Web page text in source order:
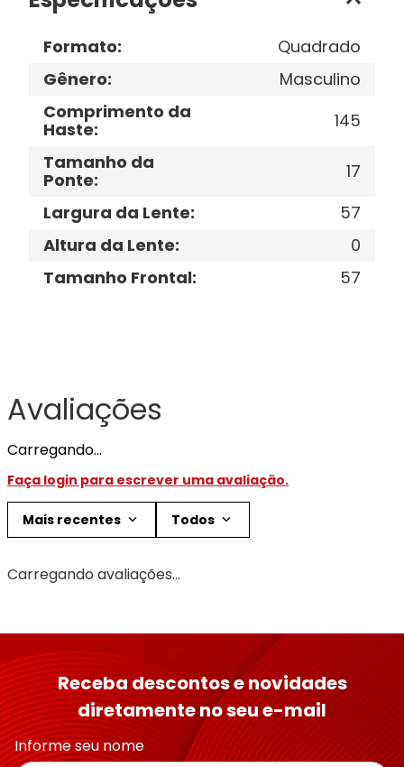
Formato:
Quadrado
Gênero:
Masculino
Comprimento da
Haste:
145
Tamanho da
Ponte:
17
Largura da Lente:
57
Altura da Lente:
0
Tamanho Frontal: 57
Avaliações
Carregando…
Faça login para escrever uma avaliação.
Mais recentes Todos
Carregando avaliações…
Receba descontos e novidades
diretamente no seu e-mail
Informe seu nome